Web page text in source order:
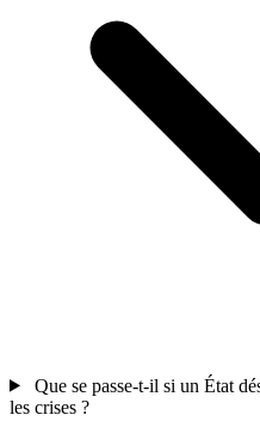
Que se passe-t-il si un État
les crises ?